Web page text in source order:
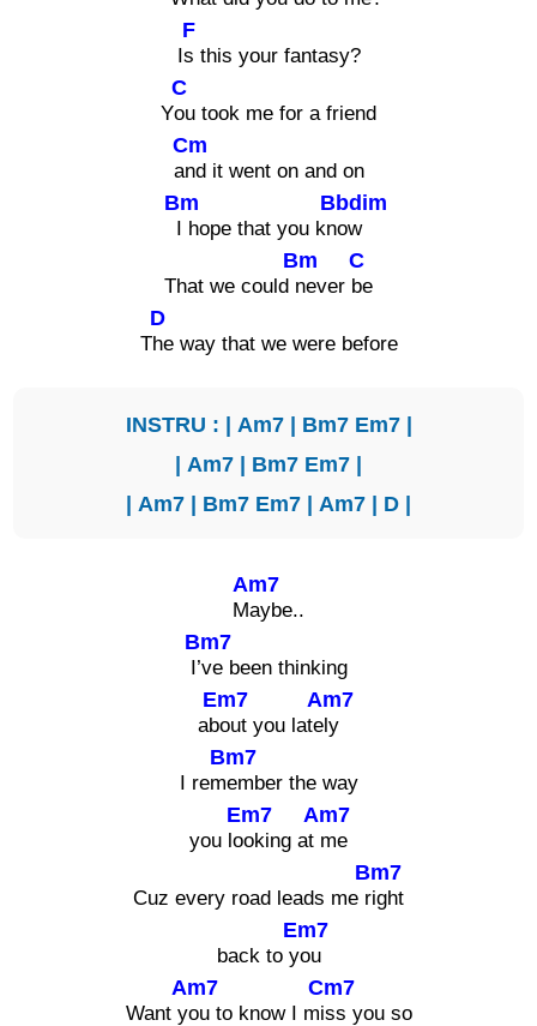
I
F
s this your fantasy?
Y
C
ou took me for a friend
a
Cm
nd it went on and on
Bm
I hope that you kn
Bbdim
ow
That we could
Bm
never
C
be
T
D
he way that we were before
INSTRU : | Am7| Bm7 Em7|
| Am7 | Bm7 Em7 |
| Am7 | Bm7 Em7 | Am7 | D |
M
Am7
aybe..
I’
Bm7
ve been thinking
ab
Em7
out you late
Am7
ly
I rem
Bm7
ember the way
you lo
Em7
oking at
Am7
me
Cuz every road leads me r
Bm7
ight
back to y
Em7
ou
Want y
Am7
ou to know I mi
Cm7
ss you so